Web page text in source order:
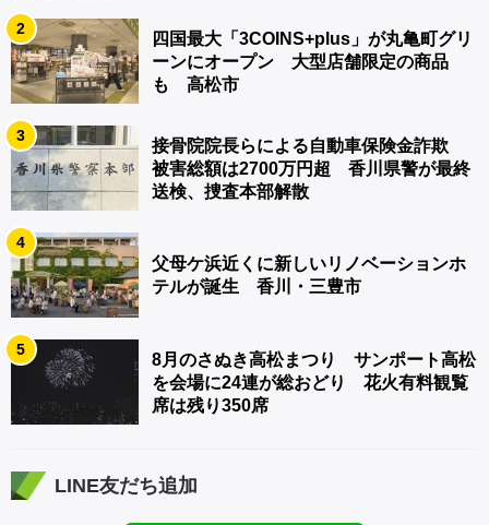
2
四国最大「3COINS+plus」が丸亀町グリ
ーンにオープン 大型店舗限定の商品
も 高松市
3
接骨院院長らによる自動車保険金詐欺
被害総額は2700万円超 香川県警が最終
送検、捜査本部解散
4
父母ケ浜近くに新しいリノベーションホ
テルが誕生 香川・三豊市
5
8月のさぬき高松まつり サンポート高松
を会場に24連が総おどり 花火有料観覧
席は残り350席
LINE友だち追加